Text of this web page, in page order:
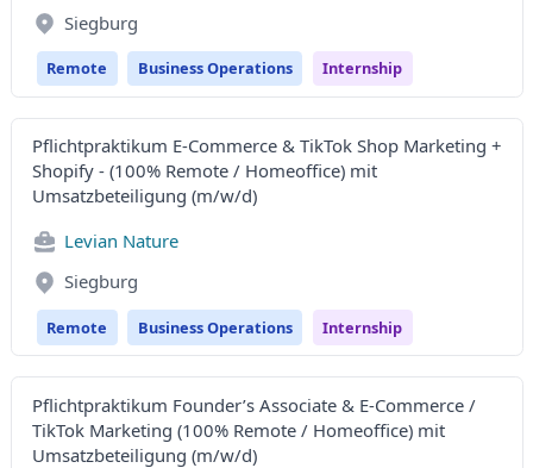
Siegburg
Remote Business Operations Internship
Pflichtpraktikum E-Commerce & TikTok Shop Marketing +
Shopify - (100% Remote / Homeoffice) mit
Umsatzbeteiligung (m/w/d)
Levian Nature
Siegburg
Remote Business Operations Internship
Pflichtpraktikum Founder’s Associate & E-Commerce /
TikTok Marketing (100% Remote / Homeoffice) mit
Umsatzbeteiligung (m/w/d)